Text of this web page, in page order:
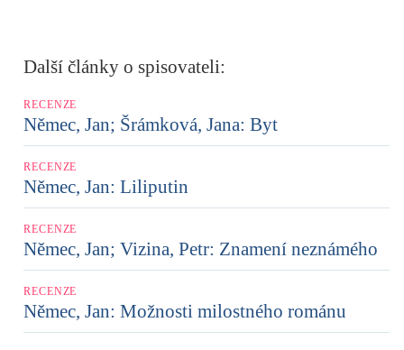
Další články o spisovateli:
RECENZE
Němec, Jan; Šrámková, Jana: Byt
RECENZE
Němec, Jan: Liliputin
RECENZE
Němec, Jan; Vizina, Petr: Znamení neznámého
RECENZE
Němec, Jan: Možnosti milostného románu